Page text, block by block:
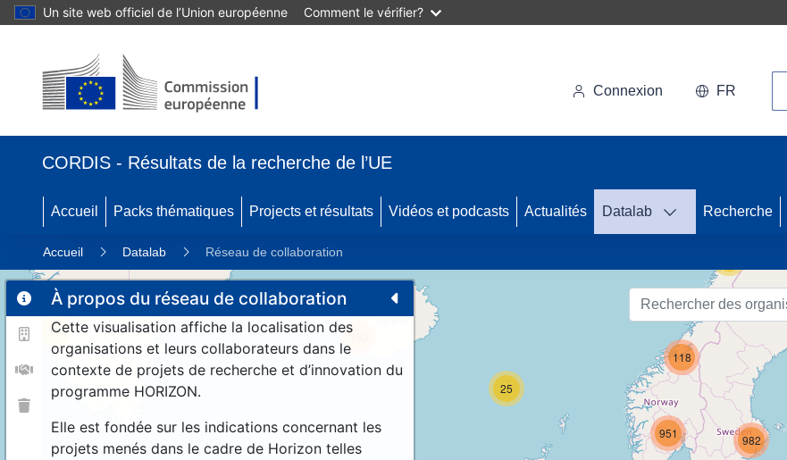
Un site web officiel de l’Union européenne Comment le vérifier?
Connexion FR
CORDIS - Résultats de la recherche de l’UE
Accueil Packs thématiques Projects et résultats Vidéos et podcasts Actualités Datalab Recherche
Accueil Datalab Réseau de collaboration
À propos du réseau de collaboration
Cette visualisation affiche la localisation des
organisations et leurs collaborateurs dans le
contexte de projets de recherche et d’innovation du
programme HORIZON.
Elle est fondée sur les indications concernant les
projets menés dans le cadre de Horizon telles
11 192
44
25
118
951
982